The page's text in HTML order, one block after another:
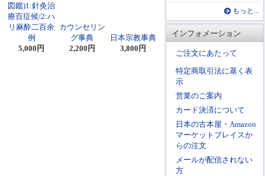
もっと...
インフォメーション
ご注文にあたって
特定商取引法に基く表
示
営業のご案内
カード決済について
日本の古本屋・Amazon
マーケットプレイスか
らの注文
メールが配信されない
方
図鑑)1:針灸治
療百症候/2:ハ
リ麻酔二百余
例
5,000円
カウンセリン
グ事典
2,200円
日本宗教事典
3,800円